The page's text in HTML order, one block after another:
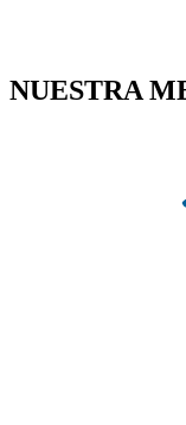
NUESTRA